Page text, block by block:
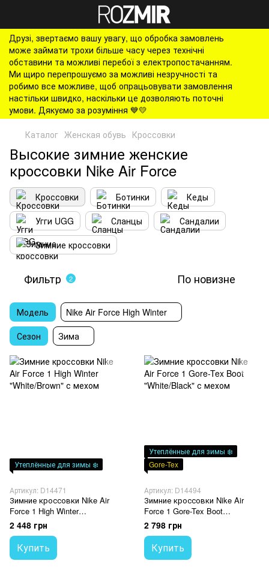
Друзі, звертаємо вашу увагу, що обробка замовлень
може займати трохи більше часу через технічні
обставини та можливі перебої з електропостачанням.
Ми щиро перепрошуємо за можливі незручності та
робимо все можливе, щоб опрацьовувати замовлення
настільки швидко, наскільки це дозволяють поточні
умови. Дякуємо за розуміння 💙💛
Каталог Женская обувь Кроссовки
Высокие зимние женские
кроссовки Nike Air Force
Кроссовки Ботинки
Кеды
Угги UGG
Сланцы
Сандалии
Зимние кроссовки
Фильтр 2 По новизне
Модель
Nike Air Force High Winter
Сезон
Зима
Утеплённые для зимы ❄️
Артикул: D14471
Зимние кроссовки Nike Air
Force 1 High Winter
"White/Brown" с мехом
2 448 грн
Купить
Утеплённые для зимы ❄️
Gore-Tex
Артикул: D14494
Зимние кроссовки Nike Air
Force 1 Gore-Tex Boot
"White/Black" с мехом
2 798 грн
Купить